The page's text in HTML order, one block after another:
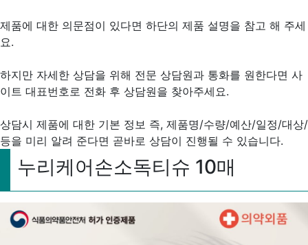
제품에 대한 의문점이 있다면 하단의 제품 설명을 참고 해 주세
요.
하지만 자세한 상담을 위해 전문 상담원과 통화를 원한다면 사
이트 대표번호로 전화 후 상담원을 찾아주세요.
상담시 제품에 대한 기본 정보 즉, 제품명/수량/예산/일정/대상/
등을 미리 알려 준다면 곧바로 상담이 진행될 수 있습니다.
누리케어손소독티슈 10매